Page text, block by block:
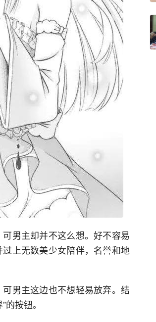
男主却并不这么想。好不容易
上无数美少女陪伴，名誉和地
男主这边也不想轻易放弃。结
按钮。